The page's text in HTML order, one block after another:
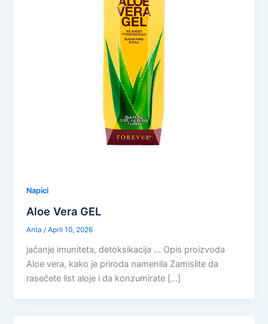
Napici
Aloe Vera GEL
Anta /April 10, 2026
jačanje imuniteta, detoksikacija … Opis proizvoda
Aloe vera, kako je priroda namenila Zamislite da
rasečete list aloje i da konzumirate […]